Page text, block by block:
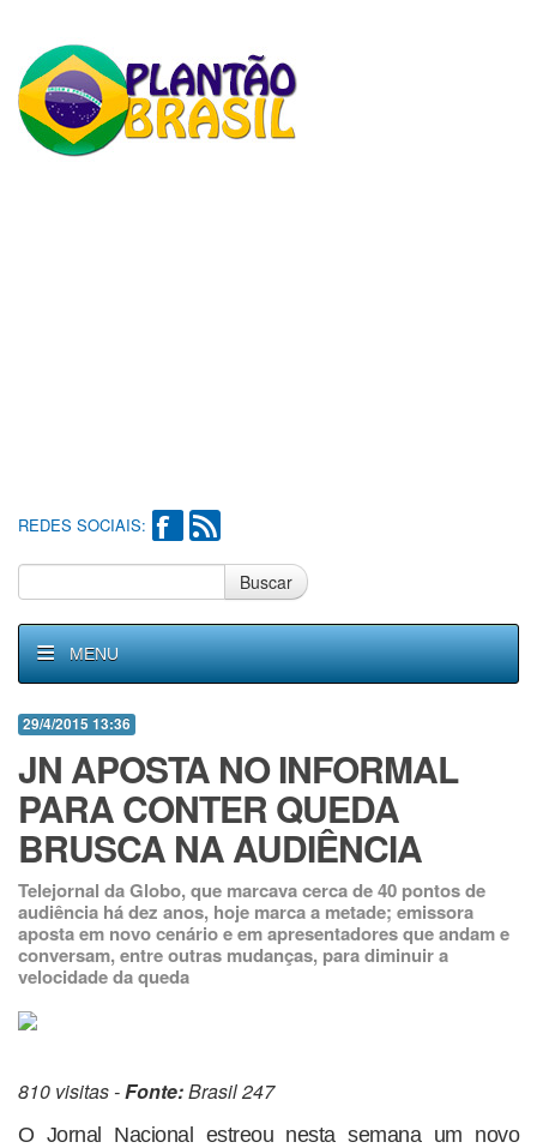
REDES SOCIAIS:
Buscar
MENU
29/4/2015 13:36
JN APOSTA NO INFORMAL
PARA CONTER QUEDA
BRUSCA NA AUDIÊNCIA
Telejornal da Globo, que marcava cerca de 40 pontos de
audiência há dez anos, hoje marca a metade; emissora
aposta em novo cenário e em apresentadores que andam e
conversam, entre outras mudanças, para diminuir a
velocidade da queda
810 visitas -Fonte:Brasil 247
O Jornal Nacional estreou nesta semana um novo